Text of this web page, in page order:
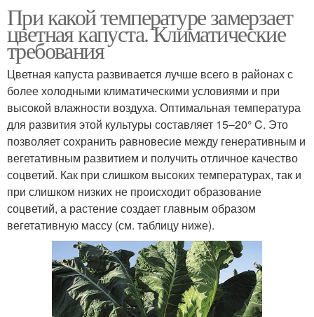
При какой температуре замерзает
цветная капуста. Климатические
требования
Цветная капуста развивается лучше всего в районах с
более холодными климатическими условиями и при
высокой влажности воздуха. Оптимальная температура
для развития этой культуры составляет 15–20° C. Это
позволяет сохранить равновесие между генеративным и
вегетативным развитием и получить отличное качество
соцветий. Как при слишком высоких температурах, так и
при слишком низких не происходит образование
соцветий, а растение создает главным образом
вегетативную массу (см. таблицу ниже).